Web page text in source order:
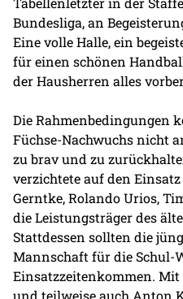
Bundesliga, an
Eine volle Halle, ein
für einen schönen
der Hausherren alles
Die Rahmenbedingungen
Füchse-Nachwuchs nicht
zu brav und zu
verzichtete auf den
Gerntke, Rolando Urios,
die Leistungsträger des
Stattdessen sollten die
Mannschaft für die Schul-
Einsatzzeitenkommen.
und teilweise auch Anton